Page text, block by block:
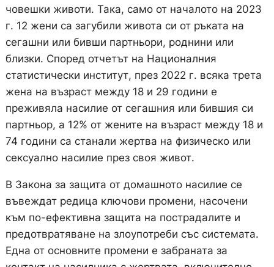
човешки животи. Така, само от началото на 2023
г. 12 жени са загубили живота си от ръката на
сегашни или бивши партньори, роднини или
близки. Според отчетът на Националния
статистически институт, през 2022 г. всяка трета
жена на възраст между 18 и 29 години е
преживяла насилие от сегашния или бившия си
партньор, а 12% от жените на възраст между 18 и
74 години са станали жертва на физическо или
сексуално насилие през своя живот.
В Закона за защита от домашното насилие се
въвеждат редица ключови промени, насочени
към по-ефективна защита на пострадалите и
предотвратяване на злоупотреби със системата.
Една от основните промени е забраната за